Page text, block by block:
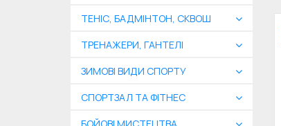
ТЕНІС, БАДМІНТОН, СКВОШ
ТРЕНАЖЕРИ, ГАНТЕЛІ
ЗИМОВІ ВИДИ СПОРТУ
СПОРТЗАЛ ТА ФІТНЕС